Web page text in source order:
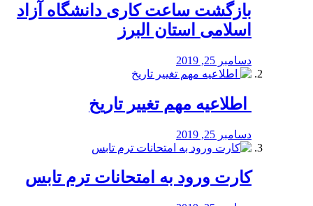
بازگشت ساعت کاری دانشگاه آزاد
اسلامی استان البرز
دسامبر 25, 2019
️ اطلاعیه مهم تغییر تاریخ
دسامبر 25, 2019
کارت ورود به امتحانات ترم تابس